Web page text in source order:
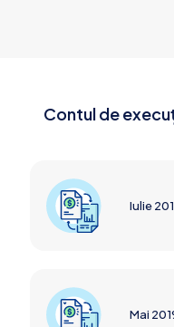
Contul de
Iulie
Mai